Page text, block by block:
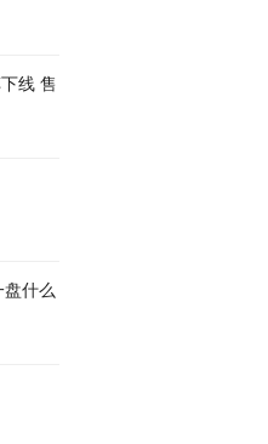
线 售
盘什么